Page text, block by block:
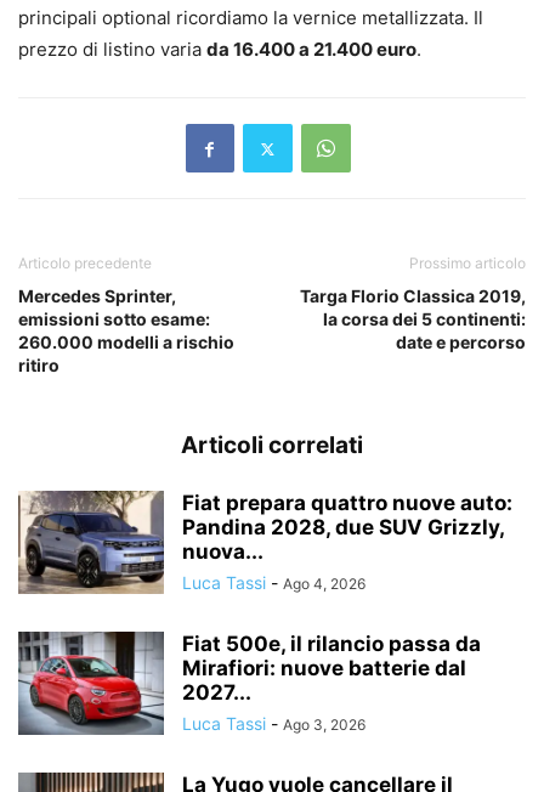
principali optional ricordiamo la vernice metallizzata. Il
prezzo di listino varia da 16.400 a 21.400 euro.
Articolo precedente
Mercedes Sprinter,
emissioni sotto esame:
260.000 modelli a rischio
ritiro
Prossimo articolo
Targa Florio Classica 2019,
la corsa dei 5 continenti:
date e percorso
Articoli correlati
Fiat prepara quattro nuove auto:
Pandina 2028, due SUV Grizzly,
nuova...
Luca Tassi - Ago 4, 2026
Fiat 500e, il rilancio passa da
Mirafiori: nuove batterie dal
2027...
Luca Tassi - Ago 3, 2026
La Yugo vuole cancellare il